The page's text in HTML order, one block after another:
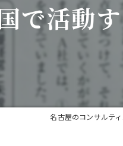
で活動
名古屋のコンサルテ